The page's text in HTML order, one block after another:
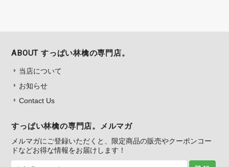
ABOUT すっぱい林檎の専門店。
当店について
お知らせ
Contact Us
すっぱい林檎の専門店。メルマガ
メルマガにご登録いただくと、限定商品の販売やクーポンコー
ドなどお得な情報をお届けします！